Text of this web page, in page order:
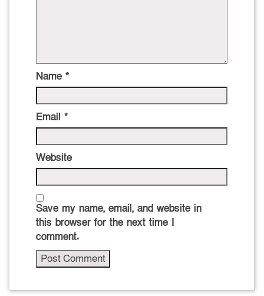
Name *
Email *
Website
Save my name, email, and website in
this browser for the next time I
comment.